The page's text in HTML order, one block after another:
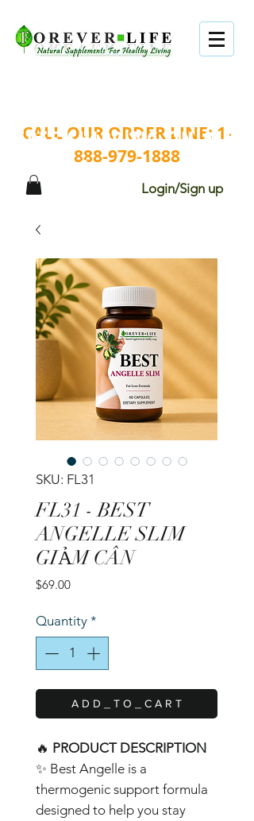
CALL OUR ORDER LINE: 1-
888-979-1888
Login/Sign up
FREE SHIPPING ON ALL
ORDERS.
SKU: FL31
FL31 - BEST
ANGELLE SLIM
GIẢM CÂN
$69.00Price
Quantity *
A D D _ T O _ C A R T
🔥 PRODUCT DESCRIPTION
✨ Best Angelle is a
thermogenic support formula
designed to help you stay